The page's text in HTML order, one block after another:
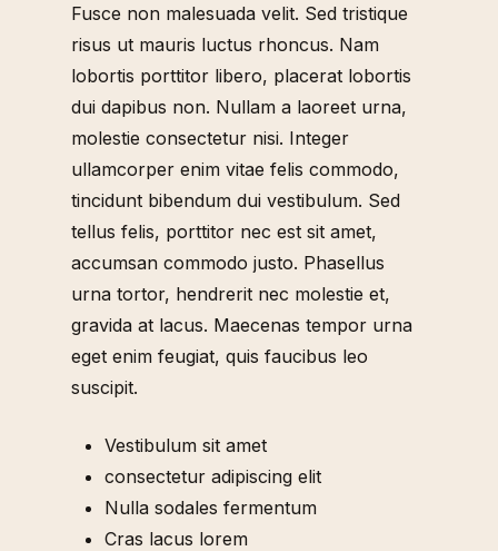
Fusce non malesuada velit. Sed tristique
risus ut mauris luctus rhoncus. Nam
lobortis porttitor libero, placerat lobortis
dui dapibus non. Nullam a laoreet urna,
molestie consectetur nisi. Integer
ullamcorper enim vitae felis commodo,
tincidunt bibendum dui vestibulum. Sed
tellus felis, porttitor nec est sit amet,
accumsan commodo justo. Phasellus
urna tortor, hendrerit nec molestie et,
gravida at lacus. Maecenas tempor urna
eget enim feugiat, quis faucibus leo
suscipit.
Vestibulum sit amet
consectetur adipiscing elit
Nulla sodales fermentum
Cras lacus lorem